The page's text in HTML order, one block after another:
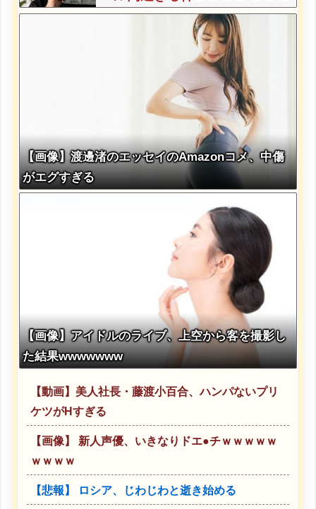
w w
【画像】渡邊渚のエッセイのAmazonコメ、中傷
がエグすぎる
【画像】アイドルのライブ、上空から客を撮影し
た結果wwwwwww
【動画】美人社長・藤渡小百合、ハンパないプリ
ケツがHすぎる
【画像】 新人声優、いきなりドエ●チｗｗｗｗｗ
ｗｗｗｗ
【悲報】 ロシア、じわじわと逝き始める